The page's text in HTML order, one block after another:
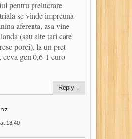
pentru prelucrare
se vinde impreuna
aferenta, asa vine
(sau alte tari care
porci), la un pret
ceva gen 0,6-1 euro
Reply ↓
13:40